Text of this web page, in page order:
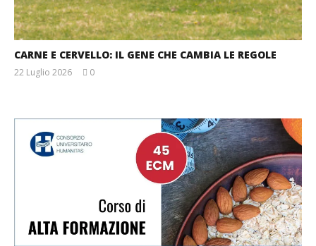
CARNE E CERVELLO: IL GENE CHE CAMBIA LE REGOLE
22 Luglio 2026
0